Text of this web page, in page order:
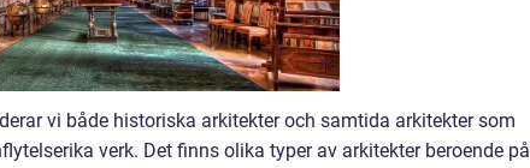
vi både historiska arkitekter och samtida arkitekter som
verk. Det finns olika typer av arkitekter beroende på